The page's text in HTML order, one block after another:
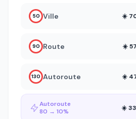
50 Ville ☀️
90 Route ☀️
130 Autoroute ☀️
Autoroute
80 → 10%
☀️